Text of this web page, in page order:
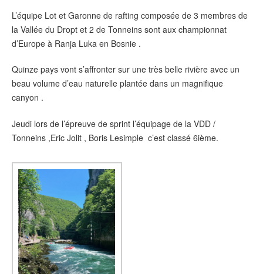
L’équipe Lot et Garonne de rafting composée de 3 membres de
la Vallée du Dropt et 2 de Tonneins sont aux championnat
d’Europe à Ranja Luka en Bosnie .
Quinze pays vont s’affronter sur une très belle rivière avec un
beau volume d’eau naturelle plantée dans un magnifique
canyon .
Jeudi lors de l’épreuve de sprint l’équipage de la VDD /
Tonneins ,Eric Jolit , Boris Lesimple c’est classé 6ième.